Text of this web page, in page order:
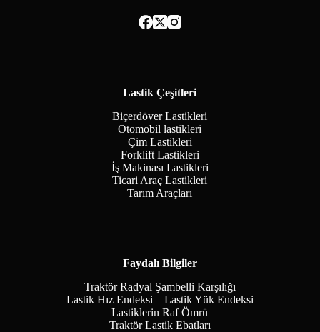
Lastik Çeşitleri
Biçerdöver Lastikleri
Otomobil lastikleri
Çim Lastikleri
Forklift Lastikleri
İş Makinası Lastikleri
Ticari Araç Lastikleri
Tarım Araçları
Faydalı Bilgiler
Traktör Radyal Şambelli Karşılığı
Lastik Hız Endeksi – Lastik Yük Endeksi
Lastiklerin Raf Ömrü
Traktör Lastik Ebatları